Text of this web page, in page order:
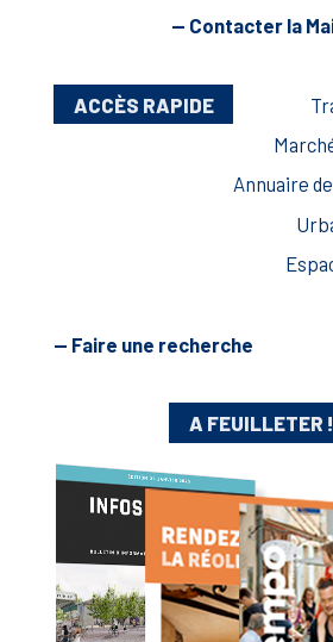
— Contacter la
ACCÈS RAPIDE
Annuaire
— Faire une recherche
A FEUILLETER !